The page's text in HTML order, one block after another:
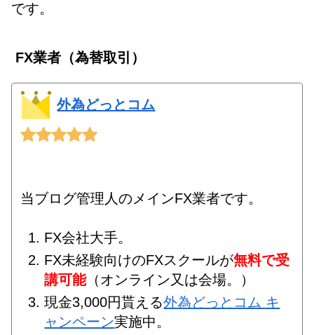
です。
FX業者（為替取引）
外為どっとコム
当ブログ管理人のメインFX業者です。
FX会社大手。
FX未経験向けのFXスクールが無料で受
講可能（オンライン又は会場。）
現金3,000円貰える外為どっとコム キ
ャンペーン実施中。